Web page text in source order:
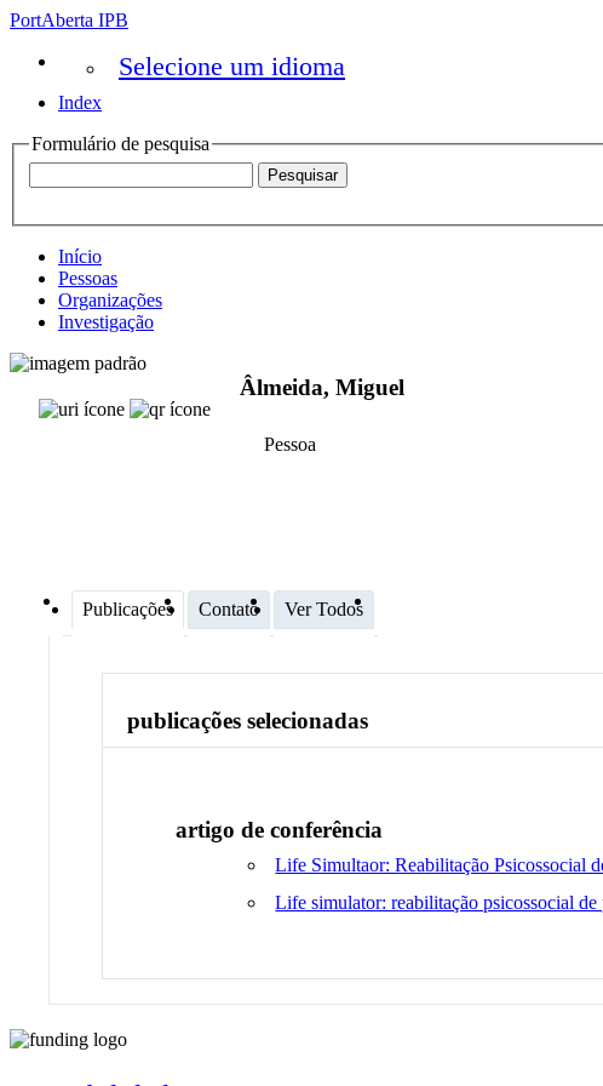
PortAberta IPB
Selecione um idioma
Index
Formulário de pesquisa
Início
Pessoas
Organizações
Investigação
Âlmeida, Miguel
Pessoa
Publicações Contato Ver Todos
publicações selecionadas
artigo de conferência
Life Simultaor: Reabilitação Psicossocial
Life simulator: reabilitação psicossocial de